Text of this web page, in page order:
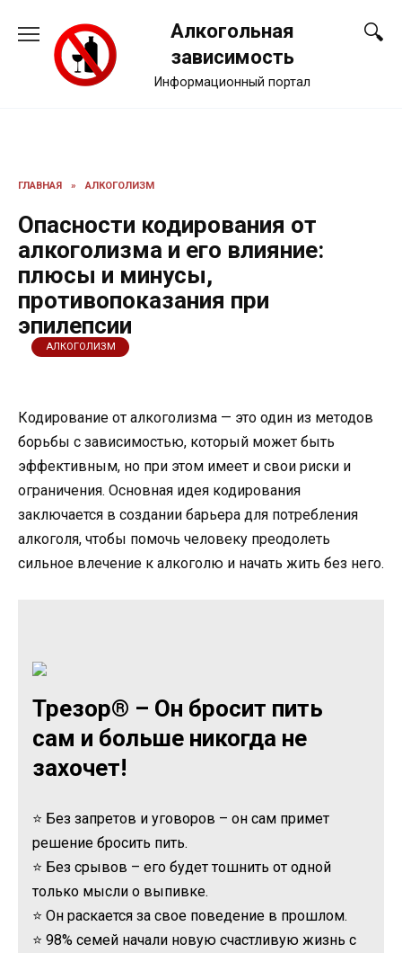
содержанию
Алкогольная
зависимость
Информационный портал
ГЛАВНАЯ » АЛКОГОЛИЗМ
Опасности кодирования от
алкоголизма и его влияние:
плюсы и минусы,
противопоказания при
эпилепсии
АЛКОГОЛИЗМ
Кодирование от алкоголизма — это один из методов
борьбы с зависимостью, который может быть
эффективным, но при этом имеет и свои риски и
ограничения. Основная идея кодирования
заключается в создании барьера для потребления
алкоголя, чтобы помочь человеку преодолеть
сильное влечение к алкоголю и начать жить без него.
Трезор® – Он бросит пить
сам и больше никогда не
захочет!
⭐ Без запретов и уговоров – он сам примет
решение бросить пить.
⭐ Без срывов – его будет тошнить от одной
только мысли о выпивке.
⭐ Он раскается за свое поведение в прошлом.
⭐ 98% семей начали новую счастливую жизнь с